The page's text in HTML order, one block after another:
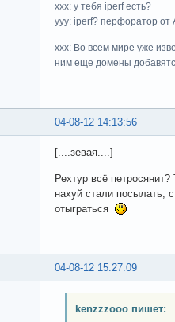
ххх: у тебя iperf есть?
yyy: iperf? перфоратор от
xxx: Во всем мире уже
ним еще домены
04-08-12 14:13:56
[....зевая....]
Рехтур всё
нахуй стали посылать,
отыграться
04-08-12 15:27:09
kenzzzooo пишет: